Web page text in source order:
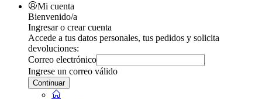
Mi cuenta
Bienvenido/a
Ingresar o crear cuenta
Accede a tus datos personales, tus pedidos y solicita
devoluciones:
Correo electrónico
Ingrese un correo válido
Continuar